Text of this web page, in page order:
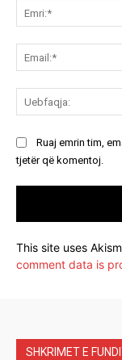
Ruaj emrin tim,
tjetër që komentoj.
This site uses
comment data is
SHKRIMET E